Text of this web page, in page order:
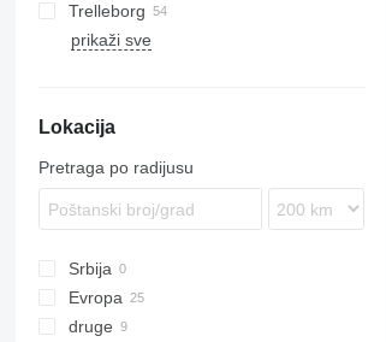
6175
6195 R
4345
4355
TM
TR
Trelleborg
prikaži sve
Lokacija
Pretraga po radijusu
Srbija
Evropa
Nemačka
druge